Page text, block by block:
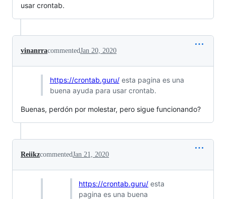
usar crontab.
vinanrracommentedJan 20, 2020
https://crontab.guru/esta pagina es una
buena ayuda para usar crontab.
Buenas, perdón por molestar, pero sigue funcionando?
ReiikzcommentedJan 21, 2020
https://crontab.guru/ esta
pagina es una buena